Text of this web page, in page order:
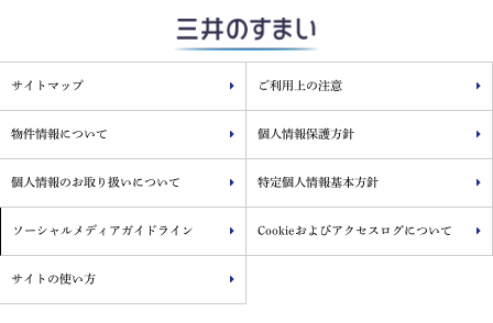
サイトマップ ご利用上の注意
物件情報について 個人情報保護方針
個人情報のお取り扱いについて 特定個人情報基本方針
ソーシャルメディアガイドライン Cookieおよびアクセスログについて
サイトの使い方